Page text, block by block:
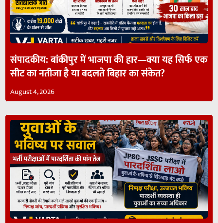
संपादकीय: बांकीपुर में भाजपा की हार—क्या यह सिर्फ एक
सीट का नतीजा है या बदलते बिहार का संकेत?
August 4, 2026